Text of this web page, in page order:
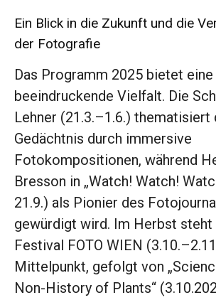
Ein Blick in die Zukunft und die
der Fotografie
Das Programm 2025 bietet eine
beeindruckende Vielfalt. Die
Lehner (21.3.–1.6.)
Gedächtnis durch immersive
Fotokompositionen, während
Bresson in „Watch! Watch!
21.9.) als Pionier des
gewürdigt wird. Im Herbst steht
Festival FOTO WIEN
Mittelpunkt, gefolgt von
Non-History of Plants“